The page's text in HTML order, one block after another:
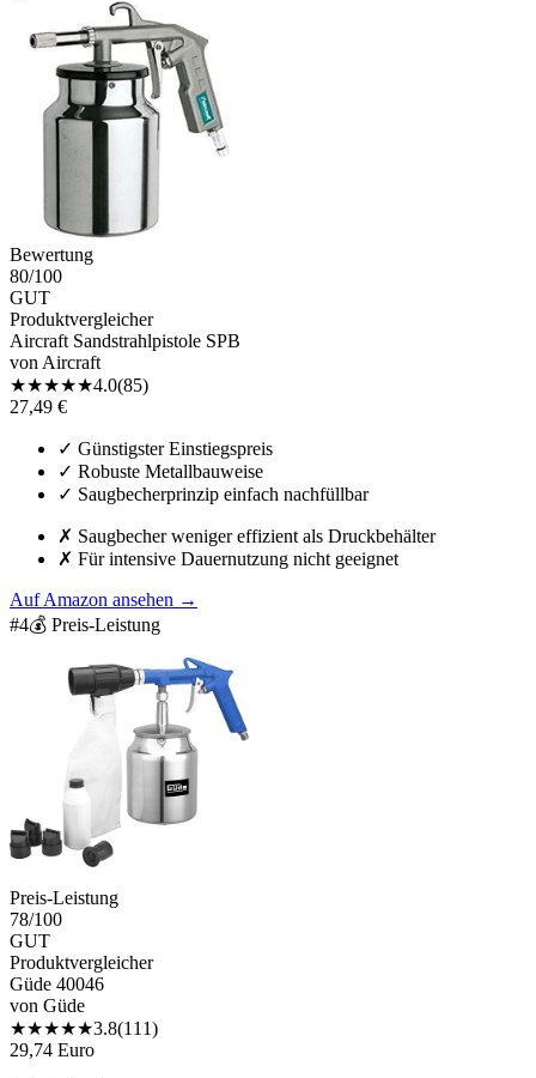
Bewertung
80/100
GUT
Produktvergleicher
Aircraft Sandstrahlpistole SPB
von Aircraft
★★★★★4.0(85)
27,49 €
✓ Günstigster Einstiegspreis
✓ Robuste Metallbauweise
✓ Saugbecherprinzip einfach nachfüllbar
✗ Saugbecher weniger effizient als Druckbehälter
✗ Für intensive Dauernutzung nicht geeignet
Auf Amazon ansehen →
#4💰 Preis-Leistung
Preis-Leistung
78/100
GUT
Produktvergleicher
Güde 40046
von Güde
★★★★★3.8(111)
29,74 Euro